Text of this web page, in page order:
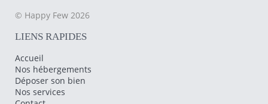
© Happy Few 2026
LIENS RAPIDES
Accueil
Nos hébergements
Déposer son bien
Nos services